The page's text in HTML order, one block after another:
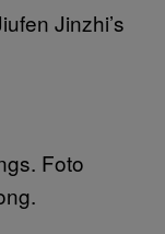
Jinzhi’s
Foto